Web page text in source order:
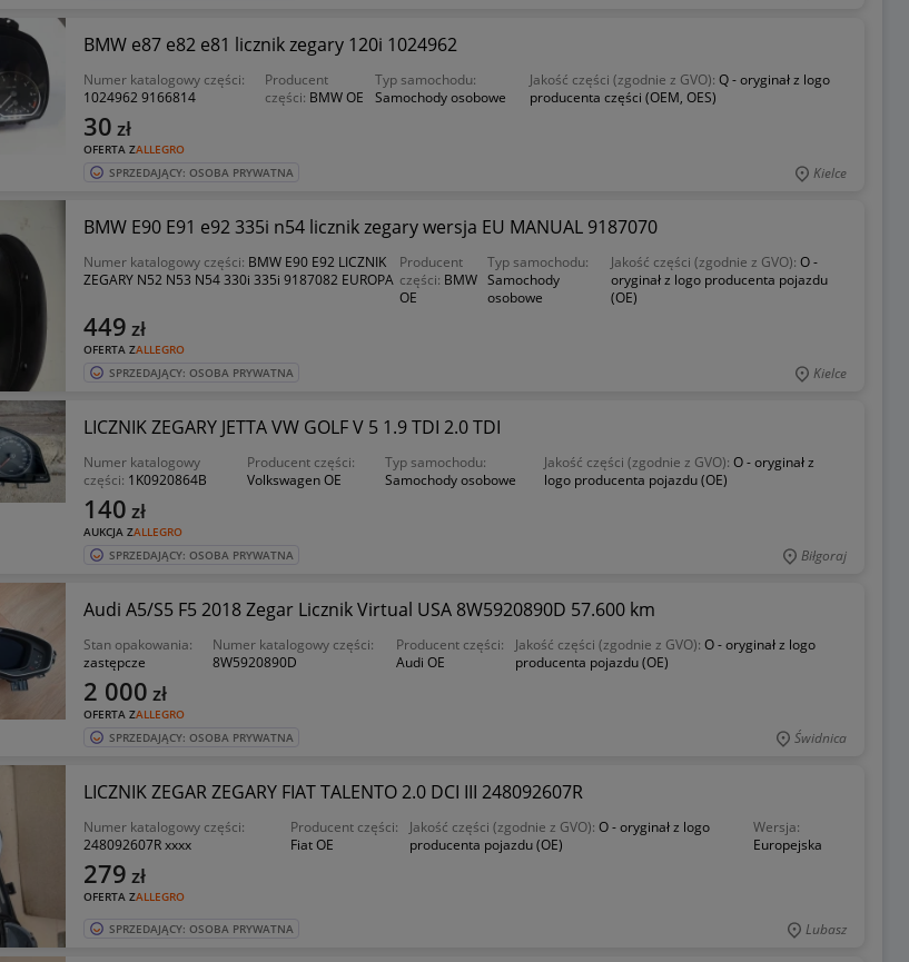
BMW e87 e82 e81 licznik zegary 120i 1024962
Numer katalogowy części:
1024962 9166814
Producent
części: BMW OE
Typ samochodu:
Samochody osobowe
Jakość części (zgodnie z GVO): Q - oryginał z logo
producenta części (OEM, OES)
OFERTA ZALLEGRO
30 zł
SPRZEDAJĄCY: OSOBA PRYWATNA Kielce
BMW E90 E91 e92 335i n54 licznik zegary wersja EU MANUAL 9187070
Numer katalogowy części: BMW E90 E92 LICZNIK
ZEGARY N52 N53 N54 330i 335i 9187082 EUROPA
Producent
części: BMW
OE
Typ samochodu:
Samochody
osobowe
Jakość części (zgodnie z GVO):O -
oryginał z logo producenta pojazdu
(OE)
OFERTA ZALLEGRO
449 zł
SPRZEDAJĄCY: OSOBA PRYWATNA Kielce
LICZNIK ZEGARY JETTA VW GOLF V 5 1.9 TDI 2.0 TDI
Numer katalogowy
części: 1K0920864B
Producent części:
Volkswagen OE
Typ samochodu:
Samochody osobowe
Jakość części (zgodnie z GVO): O - oryginał z
logo producenta pojazdu (OE)
AUKCJA ZALLEGRO
140 zł
SPRZEDAJĄCY: OSOBA PRYWATNA Biłgoraj
Audi A5/S5 F5 2018 Zegar Licznik Virtual USA 8W5920890D 57.600 km
Stan opakowania:
zastępcze
Numer katalogowy części:
8W5920890D
Producent części:
Audi OE
Jakość części (zgodnie z GVO): O - oryginał z logo
producenta pojazdu (OE)
OFERTA ZALLEGRO
2 000 zł
SPRZEDAJĄCY: OSOBA PRYWATNA Świdnica
LICZNIK ZEGAR ZEGARY FIAT TALENTO 2.0 DCI III 248092607R
Numer katalogowy części:
248092607R xxxx
Producent części:
Fiat OE
Jakość części (zgodnie z GVO):O - oryginał z logo
producenta pojazdu (OE)
Wersja:
Europejska
OFERTA ZALLEGRO
279 zł
SPRZEDAJĄCY: OSOBA PRYWATNA Lubasz